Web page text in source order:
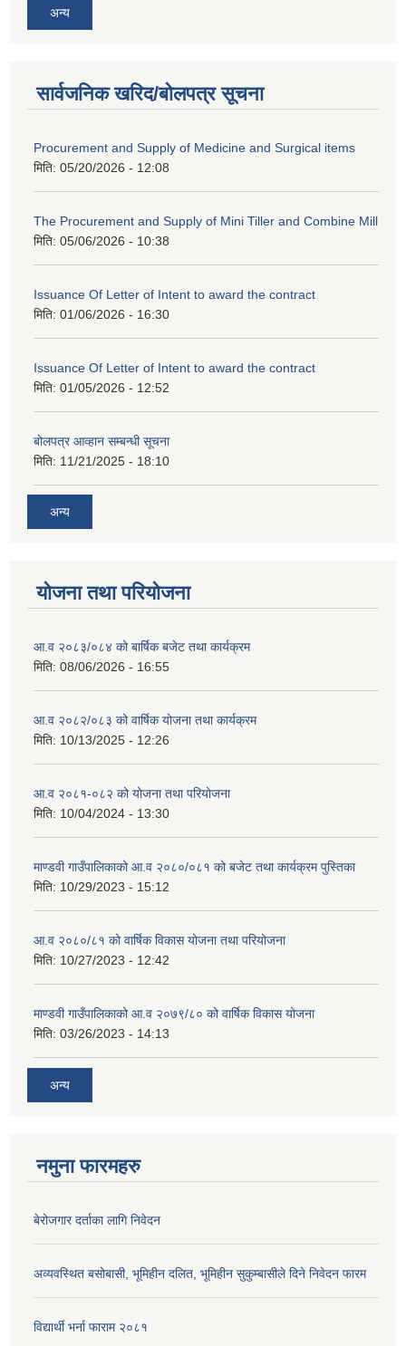
अन्य
सार्वजनिक खरिद/बोलपत्र सूचना
Procurement and Supply of Medicine and Surgical items
मिति: 05/20/2026 - 12:08
The Procurement and Supply of Mini Tiller and Combine Mill
मिति: 05/06/2026 - 10:38
Issuance Of Letter of Intent to award the contract
मिति: 01/06/2026 - 16:30
Issuance Of Letter of Intent to award the contract
मिति: 01/05/2026 - 12:52
बोलपत्र आव्हान सम्बन्धी सूचना
मिति: 11/21/2025 - 18:10
अन्य
योजना तथा परियोजना
आ.व २०८३/०८४ को बार्षिक बजेट तथा कार्यक्रम
मिति: 08/06/2026 - 16:55
आ.व २०८२/०८३ को वार्षिक योजना तथा कार्यक्रम
मिति: 10/13/2025 - 12:26
आ.व २०८१-०८२ को योजना तथा परियोजना
मिति: 10/04/2024 - 13:30
माण्डवी गाउँपालिकाको आ.व २०८०/०८१ को बजेट तथा कार्यक्रम पुस्तिका
मिति: 10/29/2023 - 15:12
आ.व २०८०/८१ को वार्षिक विकास योजना तथा परियोजना
मिति: 10/27/2023 - 12:42
माण्डवी गाउँपालिकाको आ.व २०७९/८० को वार्षिक विकास योजना
मिति: 03/26/2023 - 14:13
अन्य
नमुना फारमहरु
बेरोजगार दर्ताका लागि निवेदन
अव्यवस्थित बसोबासी, भूमिहीन दलित, भूमिहीन सुकुम्बासीले दिने निवेदन फारम
विद्यार्थी भर्ना फाराम २०८१